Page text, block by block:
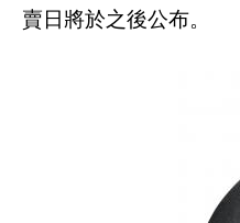
賣日將於之後公布。